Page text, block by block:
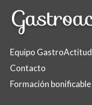
Equipo GastroActitud
Contacto
Formación bonificable